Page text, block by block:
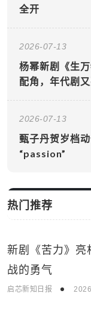
全开
2026-07-13
杨幂新剧《生
配角，年代剧
2026-07-13
甄子丹贺岁档
“passion”
热门推荐
生活娱乐
新剧《苦力》亮
战的勇气
启芯新知日报